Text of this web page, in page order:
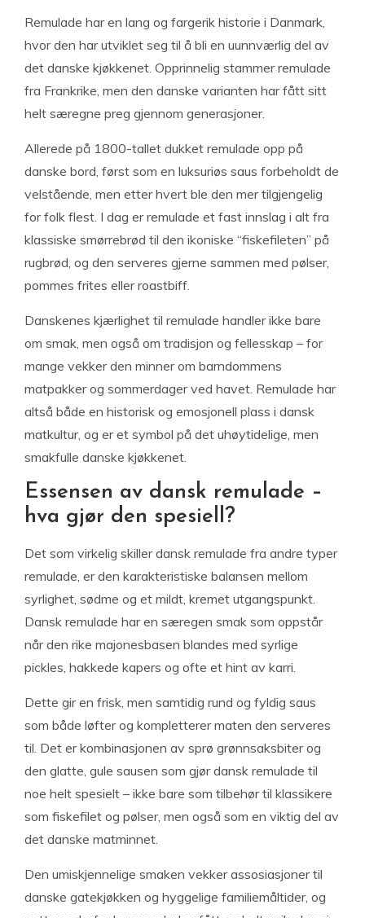
Remulade har en lang og fargerik historie i Danmark,
hvor den har utviklet seg til å bli en uunnværlig del av
det danske kjøkkenet. Opprinnelig stammer remulade
fra Frankrike, men den danske varianten har fått sitt
helt særegne preg gjennom generasjoner.
Allerede på 1800-tallet dukket remulade opp på
danske bord, først som en luksuriøs saus forbeholdt de
velstående, men etter hvert ble den mer tilgjengelig
for folk flest. I dag er remulade et fast innslag i alt fra
klassiske smørrebrød til den ikoniske “fiskefileten” på
rugbrød, og den serveres gjerne sammen med pølser,
pommes frites eller roastbiff.
Danskenes kjærlighet til remulade handler ikke bare
om smak, men også om tradisjon og fellesskap – for
mange vekker den minner om barndommens
matpakker og sommerdager ved havet. Remulade har
altså både en historisk og emosjonell plass i dansk
matkultur, og er et symbol på det uhøytidelige, men
smakfulle danske kjøkkenet.
Essensen av dansk remulade –
hva gjør den spesiell?
Det som virkelig skiller dansk remulade fra andre typer
remulade, er den karakteristiske balansen mellom
syrlighet, sødme og et mildt, kremet utgangspunkt.
Dansk remulade har en særegen smak som oppstår
når den rike majonesbasen blandes med syrlige
pickles, hakkede kapers og ofte et hint av karri.
Dette gir en frisk, men samtidig rund og fyldig saus
som både løfter og kompletterer maten den serveres
til. Det er kombinasjonen av sprø grønnsaksbiter og
den glatte, gule sausen som gjør dansk remulade til
noe helt spesielt – ikke bare som tilbehør til klassikere
som fiskefilet og pølser, men også som en viktig del av
det danske matminnet.
Den umiskjennelige smaken vekker assosiasjoner til
danske gatekjøkken og hyggelige familiemåltider, og